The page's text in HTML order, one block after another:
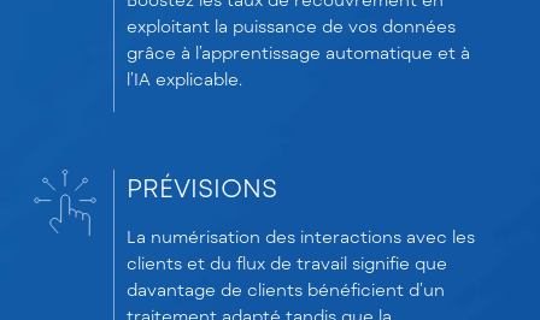
exploitant la puissance de vos données
grâce à l’apprentissage automatique et à
l’IA explicable.
PRÉVISIONS
La numérisation des interactions avec les
clients et du flux de travail signifie que
davantage de clients bénéficient d’un
traitement adapté tandis que la